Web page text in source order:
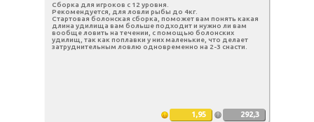
Сборка для игроков с 12 уровня.
Рекомендуется, для ловли рыбы до 4кг.
Стартовая болонская сборка, поможет вам понять какая
длина удилища вам больше подходит и нужно ли вам
вообще ловить на течении, с помощью болонских
удилищ, так как поплавки у них маленькие, что делает
затруднительным ловлю одновременно на 2-3 снасти.
1,95 292,3